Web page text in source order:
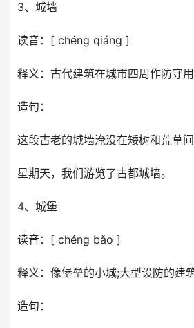
3、城墙
读音：[ chéng qiáng ]
释义：古代建筑在城市四周作防守用
造句：
这段古老的城墙淹没在矮树和荒草间
星期天，我们游览了古都城墙。
4、城堡
读音：[ chéng bǎo ]
释义：像堡垒的小城;大型设防的建
造句：